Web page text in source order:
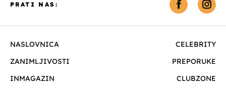
NASLOVNICA
CELEBRITY
ZANIMLJIVOSTI
PREPORUKE
INMAGAZIN
CLUBZONE
PRATI NAS: